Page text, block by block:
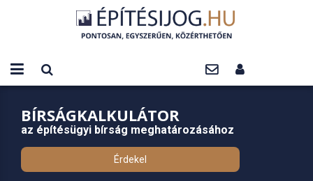
BÍRSÁGKALKULÁTOR
az építésügyi bírság meghatározásához
Érdekel